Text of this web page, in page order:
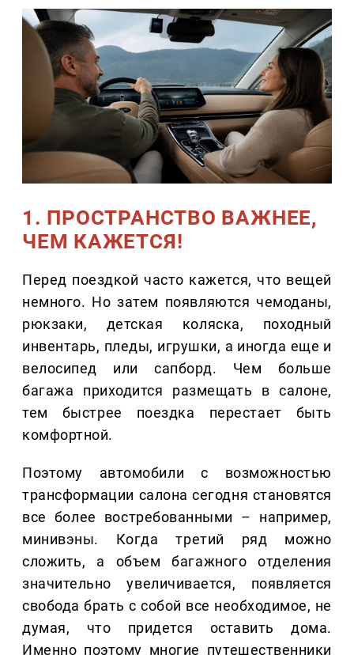
1. ПРОСТРАНСТВО ВАЖНЕЕ,
ЧЕМ КАЖЕТСЯ!
Перед поездкой часто кажется, что вещей
немного. Но затем появляются чемоданы,
рюкзаки, детская коляска, походный
инвентарь, пледы, игрушки, а иногда еще и
велосипед или сапборд. Чем больше
багажа приходится размещать в салоне,
тем быстрее поездка перестает быть
комфортной.
Поэтому автомобили с возможностью
трансформации салона сегодня становятся
все более востребованными – например,
минивэны. Когда третий ряд можно
сложить, а объем багажного отделения
значительно увеличивается, появляется
свобода брать с собой все необходимое, не
думая, что придется оставить дома.
Именно поэтому многие путешественники